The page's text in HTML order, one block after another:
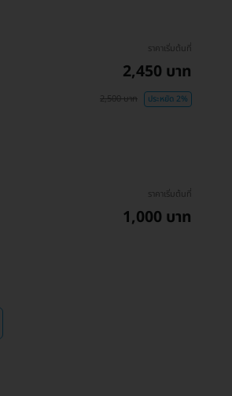
ราคาเริ่มต้นที่
2,450 บาท
2,500 บาท ประหยัด 2%
ราคาเริ่มต้นที่
1,000 บาท